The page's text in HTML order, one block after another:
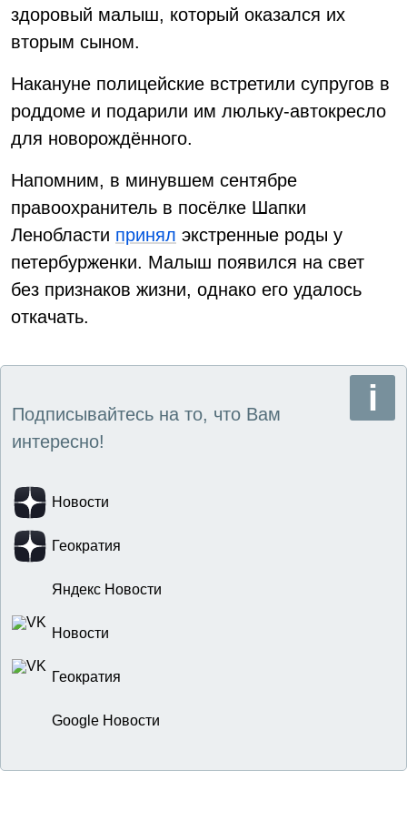
здоровый малыш, который оказался их
вторым сыном.
Накануне полицейские встретили супругов в
роддоме и подарили им люльку-автокресло
для новорождённого.
Напомним, в минувшем сентябре
правоохранитель в посёлке Шапки
Ленобласти принял экстренные роды у
петербурженки. Малыш появился на свет
без признаков жизни, однако его удалось
откачать.
Подписывайтесь на то, что Вам
интересно!
Новости
Геократия
Яндекс Новости
Новости
Геократия
Google Новости